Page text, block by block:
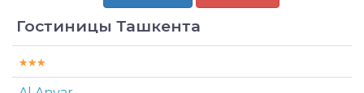
Гостиницы Ташкента